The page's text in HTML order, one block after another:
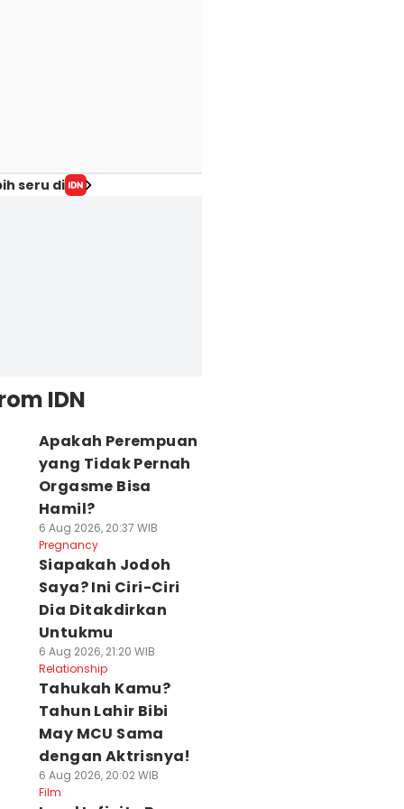
seru di
IDN
Apakah Perempuan
yang Tidak Pernah
Orgasme Bisa
Hamil?
6 Aug 2026, 20:37 WIB
Pregnancy
Siapakah Jodoh
Saya? Ini Ciri-Ciri
Dia Ditakdirkan
Untukmu
6 Aug 2026, 21:20 WIB
Relationship
Tahukah Kamu?
Tahun Lahir Bibi
May MCU Sama
dengan Aktrisnya!
6 Aug 2026, 20:02 WIB
Film